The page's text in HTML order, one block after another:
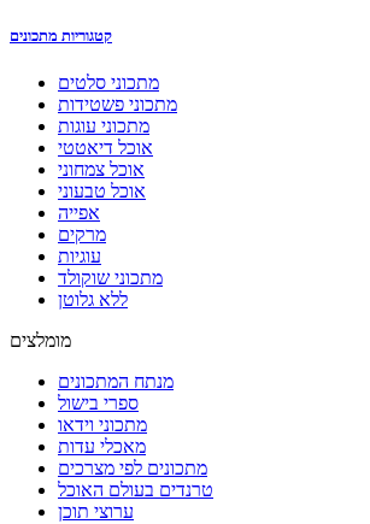
קטגוריות מתכונים
מתכוני סלטים
מתכוני פשטידות
מתכוני עוגות
אוכל דיאטטי
אוכל צמחוני
אוכל טבעוני
אפייה
מרקים
עוגיות
מתכוני שוקולד
ללא גלוטן
מומלצים
מנתח המתכונים
ספרי בישול
מתכוני וידאו
מאכלי עדות
מתכונים לפי מצרכים
טרנדים בעולם האוכל
ערוצי תוכן